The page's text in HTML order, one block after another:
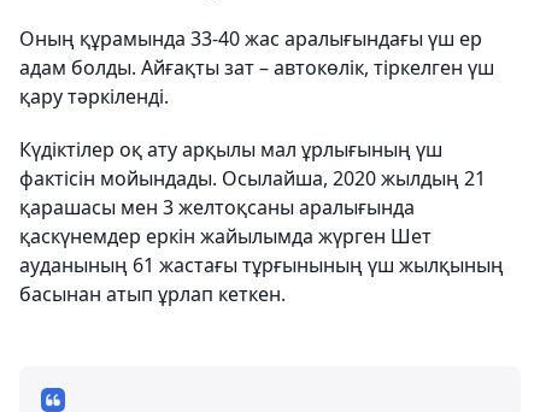
Оның құрамында 33-40 жас аралығындағы үш ер
адам болды. Айғақты зат – автокөлік, тіркелген үш
қару тәркіленді.
Күдіктілер оқ ату арқылы мал ұрлығының үш
фактісін мойындады. Осылайша, 2020 жылдың 21
қарашасы мен 3 желтоқсаны аралығында
қаскүнемдер еркін жайылымда жүрген Шет
ауданының 61 жастағы тұрғынының үш жылқының
басынан атып ұрлап кеткен.